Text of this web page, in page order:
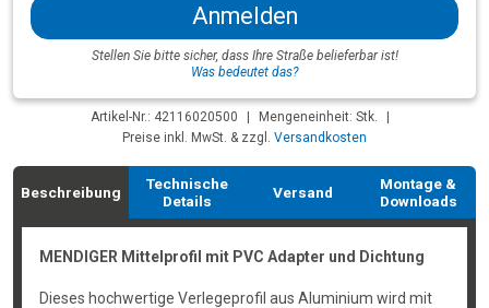
Anmelden
Stellen Sie bitte sicher, dass Ihre Straße belieferbar ist!
Was bedeutet das?
Artikel-Nr.: 42116020500 | Mengeneinheit: Stk.
|
Preise inkl. MwSt. & zzgl. Versandkosten
Beschreibung
Technische
Details
Versand
Montage &
Downloads
MENDIGER Mittelprofil mit PVC Adapter und Dichtung
Dieses hochwertige Verlegeprofil aus Aluminium wird mit